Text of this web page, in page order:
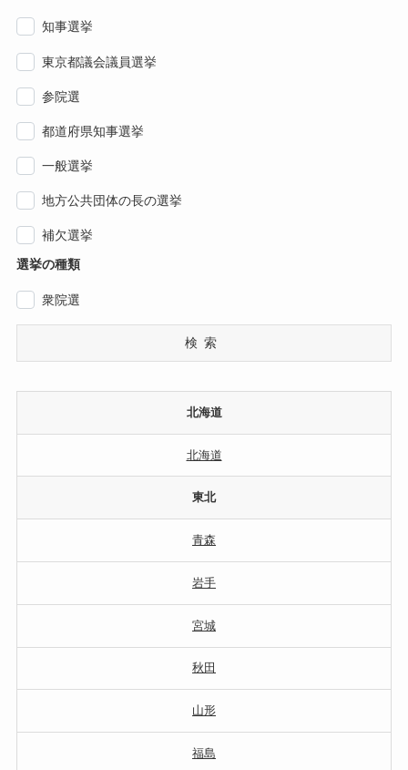
知事選挙
東京都議会議員選挙
参院選
都道府県知事選挙
一般選挙
地方公共団体の長の選挙
補欠選挙
選挙の種類
衆院選
検索
北海道
北海道
東北
青森
岩手
宮城
秋田
山形
福島